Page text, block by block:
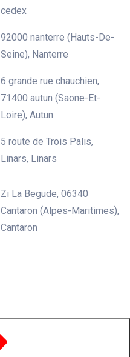
cedex
92000 nanterre (Hauts-De-
Seine), Nanterre
6 grande rue chauchien,
71400 autun (Saone-Et-
Loire), Autun
5 route de Trois Palis,
Linars, Linars
Zi La Begude, 06340
Cantaron (Alpes-Maritimes),
Cantaron